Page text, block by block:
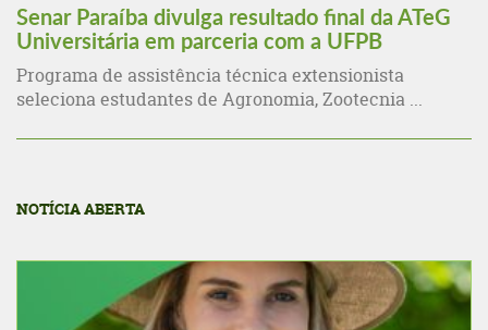
Senar Paraíba divulga resultado final da ATeG
Universitária em parceria com a UFPB
Programa de assistência técnica extensionista
seleciona estudantes de Agronomia, Zootecnia ...
NOTÍCIA ABERTA